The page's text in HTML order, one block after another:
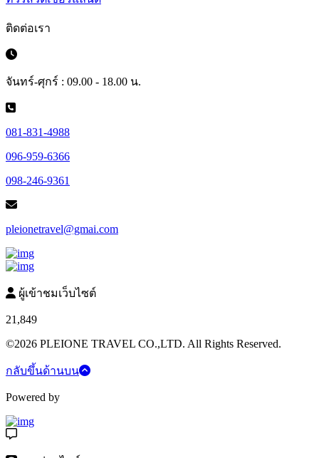
ติดต่อเรา
จันทร์-ศุกร์ : 09.00 - 18.00 น.
081-831-4988
096-959-6366
098-246-9361
pleionetravel@gmai.com
ผู้เข้าชมเว็บไซต์
21,849
©2026 PLEIONE TRAVEL CO.,LTD. All Rights Reserved.
กลับขึ้นด้านบน
Powered by